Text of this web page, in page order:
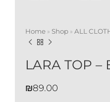
Home» Shop» ALL
LARA TOP –
₪